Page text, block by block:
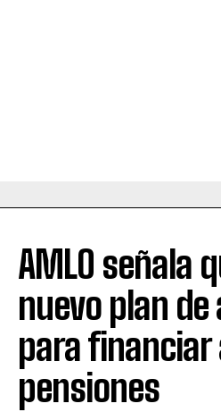
AMLO señala
nuevo plan
para
pensiones